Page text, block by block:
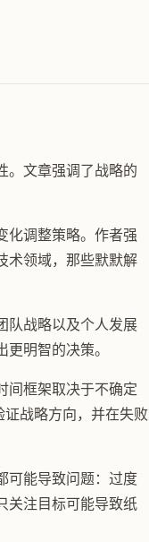
。文章强调了战略的
化调整策略。作者强
术领域，那些默默解
队战略以及个人发展
明智的决策。
间框架取决于不确定
证战略方向，并在失败
可能导致问题：过度
关注目标可能导致纸